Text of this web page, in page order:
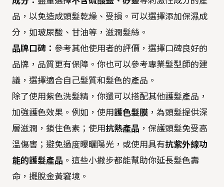
品，以免造成頭髮乾燥、受損。可以選擇添加保濕成
分，如玻尿酸、甘油等，滋潤髮絲。
品牌口碑： 參考其他使用者的評價，選擇口碑良好的
品牌，品質更有保障。你也可以參考專業髮型師的建
議，選擇適合自己髮質和髮色的產品。
除了使用紫色洗髮精，你還可以搭配其他護髮產品，
加強護色效果。例如，使用護色髮膜 ，為頭髮提供深
層滋潤，鎖住色素；使用抗熱產品 ，保護頭髮免受高
溫傷害；避免過度曝曬陽光，或使用具有抗紫外線功
能的護髮產品 。這些小撇步都能幫助你延長髮色壽
命，擺脫金黃窘境。